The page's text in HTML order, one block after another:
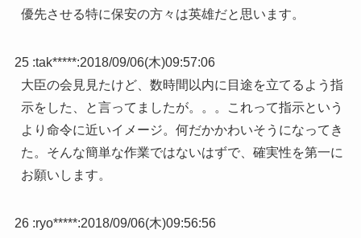
優先させる特に保安の方々は英雄だと思います。
25 :tak*****:2018/09/06(木)09:57:06
大臣の会見見たけど、数時間以内に目途を立てるよう指
示をした、と言ってましたが。。。これって指示という
より命令に近いイメージ。何だかかわいそうになってき
た。そんな簡単な作業ではないはずで、確実性を第一に
お願いします。
26 :ryo*****:2018/09/06(木)09:56:56